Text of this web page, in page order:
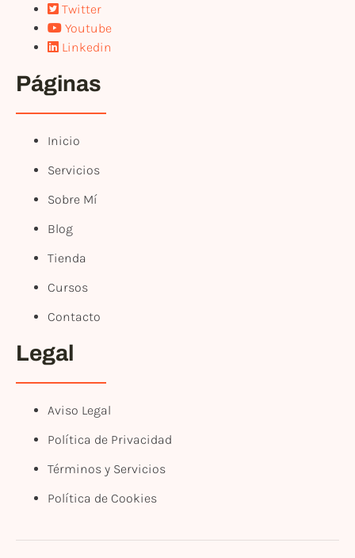
Twitter
Youtube
Linkedin
Páginas
Inicio
Servicios
Sobre Mí
Blog
Tienda
Cursos
Contacto
Legal
Aviso Legal
Política de Privacidad
Términos y Servicios
Política de Cookies